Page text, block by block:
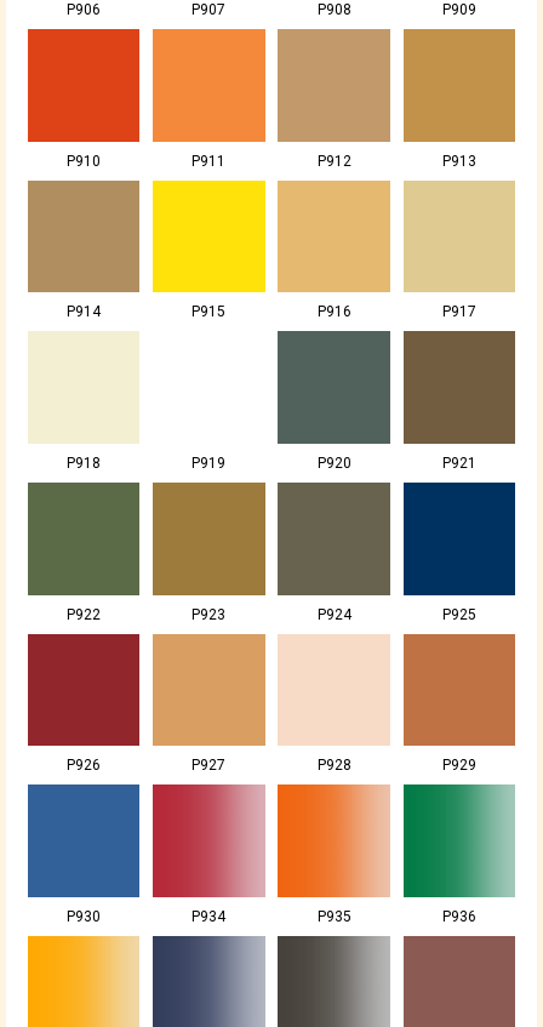
P906 P907 P908 P909
P910 P911 P912 P913
P914 P915 P916 P917
P918 P919 P920 P921
P922 P923 P924 P925
P926 P927 P928 P929
P930 P934 P935 P936